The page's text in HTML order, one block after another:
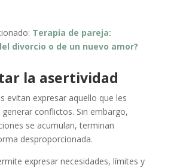
Terapia de pareja:
divorcio o de un nuevo amor?
la asertividad
evitan expresar aquello que les
conflictos. Sin embargo,
se acumulan, terminan
desproporcionada.
expresar necesidades, límites y